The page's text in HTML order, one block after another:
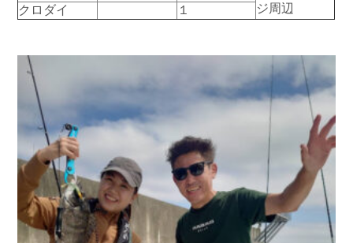
お問い合わせ 会社概要
リンク集
ジ周辺
クロダイ １